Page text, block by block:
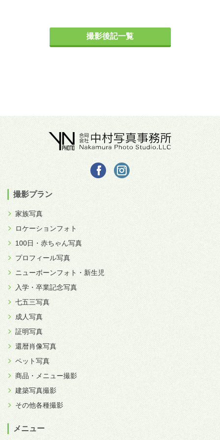
撮影後記一覧
撮影プラン
家族写真
ロケーションフォト
100日・赤ちゃん写真
プロフィール写真
ニューボーンフォト・新生児
入学・卒業記念写真
七五三写真
成人写真
証明写真
還暦肖像写真
ペット写真
商品・メニュー撮影
建築写真撮影
その他各種撮影
メニュー